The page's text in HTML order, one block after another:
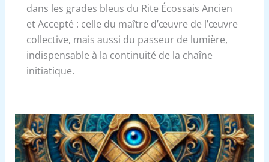
dans les grades bleus du Rite Écossais Ancien
et Accepté : celle du maître d’œuvre de l’œuvre
collective, mais aussi du passeur de lumière,
indispensable à la continuité de la chaîne
initiatique.